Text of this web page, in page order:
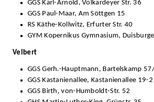
GGS Karl-Arnold, Volkardeyer Str. 36
GGS Paul-Maar, Am Söttgen 15
RS Käthe-Kollwitz, Erfurter Str. 40
GYM Kopernikus Gymnasium,
Velbert
GGS Gerh.-Hauptmann, Bartelskamp
GGS Kastanienallee, Kastanienallee 19-
GGS Birth, von-Humboldt-Str. 52